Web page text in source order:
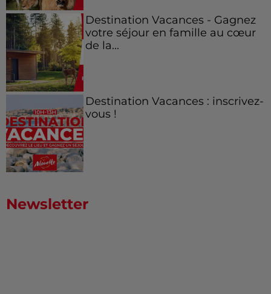
Destination Vacances - Gagnez
votre séjour en famille au cœur
de la...
Destination Vacances : inscrivez-
vous !
Newsletter